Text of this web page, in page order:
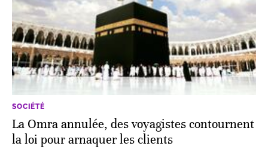
SOCIÉTÉ
La Omra annulée, des voyagistes contournent
la loi pour arnaquer les clients